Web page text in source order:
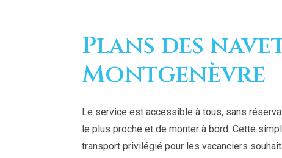
Plans des
Montgenèvre
Le service est accessible à tous, sans
le plus proche et de monter à bord. Cette
transport privilégié pour les vacanciers